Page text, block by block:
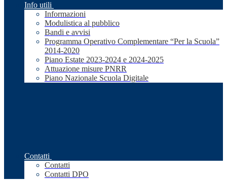
Info utili
Informazioni
Modulistica al pubblico
Bandi e avvisi
Programma Operativo Complementare “Per la Scuola”
2014-2020
Piano Estate 2023-2024 e 2024-2025
Attuazione misure PNRR
Piano Nazionale Scuola Digitale
Contatti
Contatti
Contatti DPO